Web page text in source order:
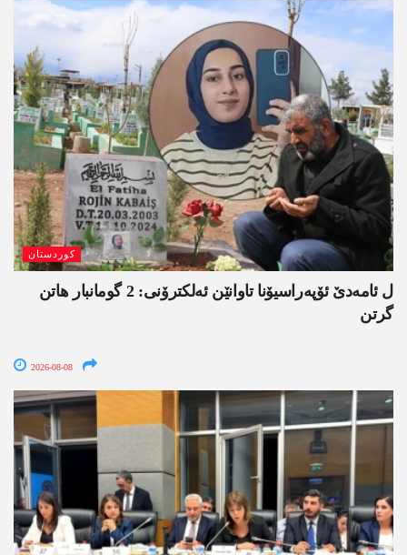
کوردستان
ل ئامەدێ ئۆپەراسیۆنا تاوانێن ئەلکترۆنی: 2 گومانبار ھاتن
گرتن
2026-08-08